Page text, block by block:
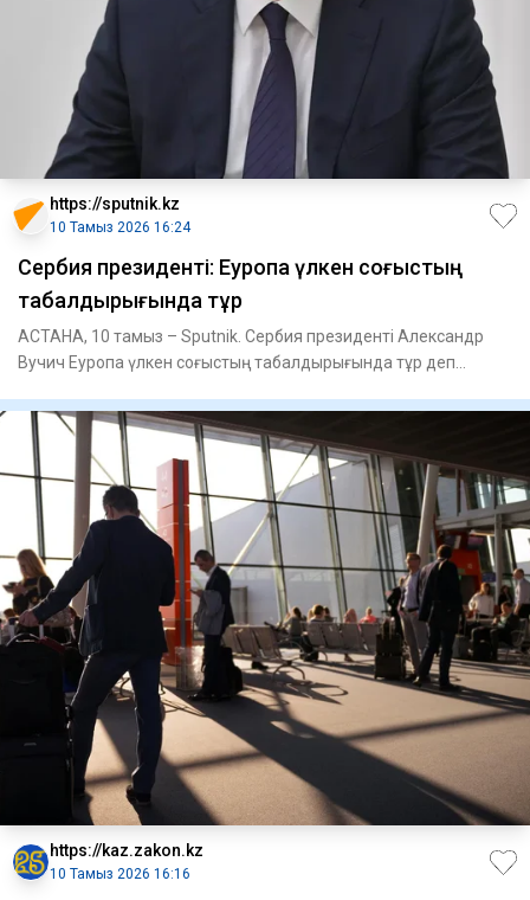
https://sputnik.kz
10 Тамыз 2026 16:24
Сербия президенті: Еуропа үлкен соғыстың
табалдырығында тұр
АСТАНА, 10 тамыз – Sputnik. Сербия президенті Александр
Вучич Еуропа үлкен соғыстың табалдырығында тұр деп
https://kaz.zakon.kz
10 Тамыз 2026 16:16